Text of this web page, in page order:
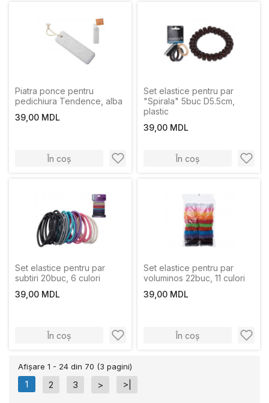
Piatra ponce pentru
pedichiura Tendence, alba
39,00 MDL
În coș
Set elastice pentru par
"Spirala" 5buc D5.5cm,
plastic
39,00 MDL
În coș
Set elastice pentru par
subtiri 20buc, 6 culori
39,00 MDL
În coș
Set elastice pentru par
voluminos 22buc, 11 culori
39,00 MDL
În coș
Afişare 1 - 24 din 70 (3 pagini)
1 2 3 > >|